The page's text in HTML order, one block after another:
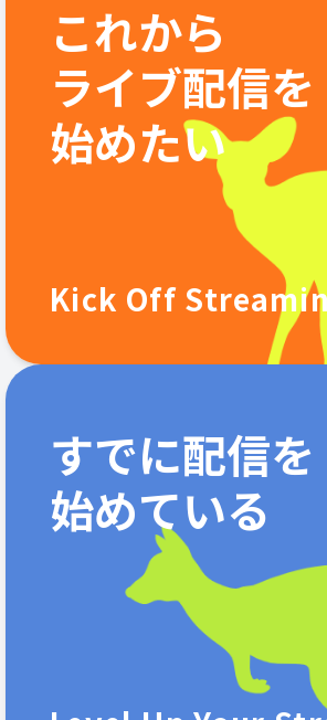
これから
ライブ配信を
始めたい
Kick Off
すでに配信を
始めている